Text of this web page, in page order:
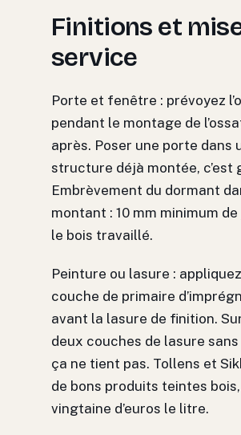
Finitions et
service
Porte et fenêtre : prévoyez
pendant le montage de
après. Poser une porte dans
structure déjà montée, c’est
Embrèvement du dormant
montant : 10 mm minimum
le bois travaillé.
Peinture ou lasure :
couche de primaire
avant la lasure de finition.
deux couches de lasure
ça ne tient pas. Tollens et
de bons produits teintes
vingtaine d’euros le litre.